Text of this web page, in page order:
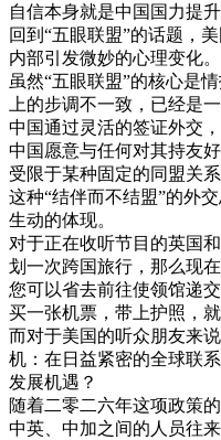
自信本身就是中国 国力提升
回到 “五眼联盟”的话题 ，
内部引发微妙的心理变化。
虽然“五眼联盟”的核心是
上的步调不一致 ， 已经是
中国通过灵活的签证外交 ，
中国愿意与任何对其持友好
受限于某种固定的同盟关系
这种“结伴而不结盟”的外交
生动的体现。
对于正在收听节目 的英国和
划 一次跨国旅行 ， 那么现在
您可以省去前往使领馆递交
买一张机票 ， 带上护照 ， 就
而对于美国的听众朋友来说
机 ： 在 日益紧密的全球联系
发展机遇 ？
随着二零二六年这项政策的
中英、 中加之间的人员往来